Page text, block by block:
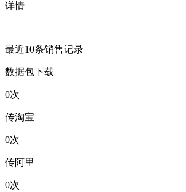
详情
最近10条销售记录
数据包下载
0次
传淘宝
0次
传阿里
0次